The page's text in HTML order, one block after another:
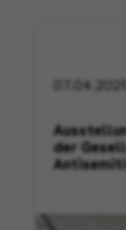
07.04.2025
der